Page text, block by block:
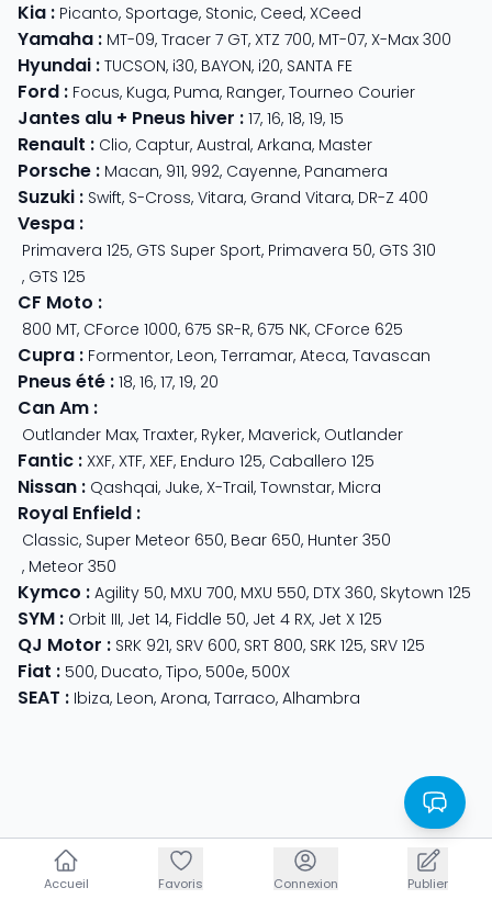
Kia : Picanto, Sportage, Stonic, Ceed, XCeed
Yamaha : MT-09, Tracer 7 GT, XTZ 700, MT-07, X-Max 300
Hyundai : TUCSON, i30, BAYON, i20, SANTA FE
Ford : Focus, Kuga, Puma, Ranger, Tourneo Courier
Jantes alu + Pneus hiver : 17, 16, 18, 19, 15
Renault : Clio, Captur, Austral, Arkana, Master
Porsche : Macan, 911, 992, Cayenne, Panamera
Suzuki : Swift, S-Cross, Vitara, Grand Vitara, DR-Z 400
Vespa :
Primavera 125, GTS Super Sport, Primavera 50, GTS 310
, GTS 125
CF Moto :
800 MT, CForce 1000, 675 SR-R, 675 NK, CForce 625
Cupra : Formentor, Leon, Terramar, Ateca, Tavascan
Pneus été : 18, 16, 17, 19, 20
Can Am :
Outlander Max, Traxter, Ryker, Maverick, Outlander
Fantic : XXF, XTF, XEF, Enduro 125, Caballero 125
Nissan : Qashqai, Juke, X-Trail, Townstar, Micra
Royal Enfield :
Classic, Super Meteor 650, Bear 650, Hunter 350
, Meteor 350
Kymco : Agility 50, MXU 700, MXU 550, DTX 360, Skytown 125
SYM : Orbit III, Jet 14, Fiddle 50, Jet 4 RX, Jet X 125
QJ Motor : SRK 921, SRV 600, SRT 800, SRK 125, SRV 125
Fiat : 500, Ducato, Tipo, 500e, 500X
SEAT : Ibiza, Leon, Arona, Tarraco, Alhambra
Accueil Favoris Connexion Publier
Accueil Favoris Connexion Publier